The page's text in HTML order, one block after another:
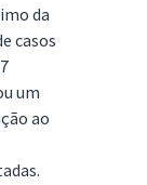
da
casos
um
ao